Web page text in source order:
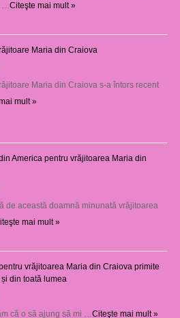
…Citeşte mai mult »
Maria din Craiova
Maria din Craiova s-a întors recent
mult »
America pentru vrăjitoarea Maria din
de această doamnă minunată vrăjitoarea
mai mult »
vrăjitoarea Maria din Craiova primite
din toată lumea
că o să ajung să mi …Citeşte mai mult »